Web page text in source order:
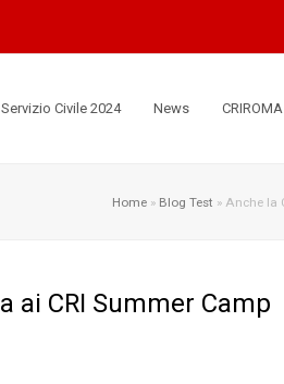
Servizio Civile 2024 News
Home » Blog Test » Anche la
ai CRI Summer Camp